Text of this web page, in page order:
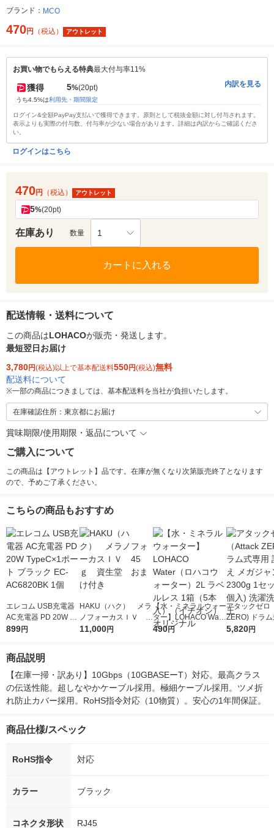
ブランド： MCO
470円 （税込） アウトレット
お買い物でもらえる特典最大付与率11%
獲得 5%(20pt)
うち4.5%は利用先・期間限定
内訳を見る
ログイン&全額PayPay支払いで獲得できます。原則として税抜金額に対し付与されます。
表示よりも実際の付与数、付与率が少ない場合があります。詳細は内訳からご確認くださ
い。
ログインはこちら
470円 （税込） アウトレット
5%(20pt)
在庫あり 数量 1
カートに入れる
配送情報・送料について
この商品はLOHACOが販売・発送します。
最短翌日お届け
3,780円(税込)以上で基本配送料550円(税込)無料
配送料について
※一部の商品につきましては、基本配送料を当社が負担いたします。
在庫確認住所：東京都にお届け
賞味期限/使用期限・返品について
ご購入について
この商品は【アウトレット】品です。在庫が無くなり次第販売終了となります
ので、予めご了承ください。
こちらの商品もおすすめ
エレコム USB充電器
AC充電器 PD 20W Ty
peC×1ポート ブラッ
899円
HAKU（ハク） メラ
ノフォーカスＩＶ 4
5ｇ 資生堂 おまけ
11,000円
【水・ミネラルウォー
ター】LOHACO Wate
r（ロハコウォータ
490円
アタックゼロ
ZERO) ドラ
詰め替え メガ
5,820円
商品説明
【在庫一掃・訳あり】10Gbps（10GBASEーT）対応。最高クラス
の伝送性能。超しなやかケーブル採用。極細ケーブル採用。ツメ折
れ防止カバー採用。RoHS指令対応（10物質）。安心の1年間保証。
商品仕様/スペック
RoHS指令 対応
カラー ブラック
コネクタ形状 RJ45